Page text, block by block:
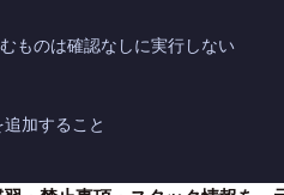
のは確認なしに実行しない
加すること